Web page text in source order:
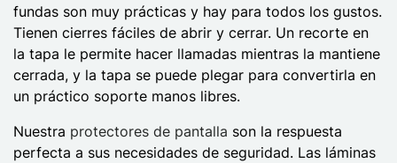
fundas son muy prácticas y hay para todos los gustos.
Tienen cierres fáciles de abrir y cerrar. Un recorte en
la tapa le permite hacer llamadas mientras la mantiene
cerrada, y la tapa se puede plegar para convertirla en
un práctico soporte manos libres.
Nuestra protectores de pantalla son la respuesta
perfecta a sus necesidades de seguridad. Las láminas